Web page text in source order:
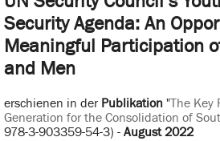
Security Agenda: An
Meaningful Participation
and Men
erschienen in der Publikation"The Key
Generation for the Consolidation of
978-3-903359-54-3) - August 2022